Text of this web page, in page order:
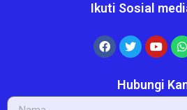
Ikuti Sosial
Hubungi